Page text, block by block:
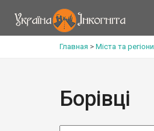
Главная > Міста та регіони
Борівці